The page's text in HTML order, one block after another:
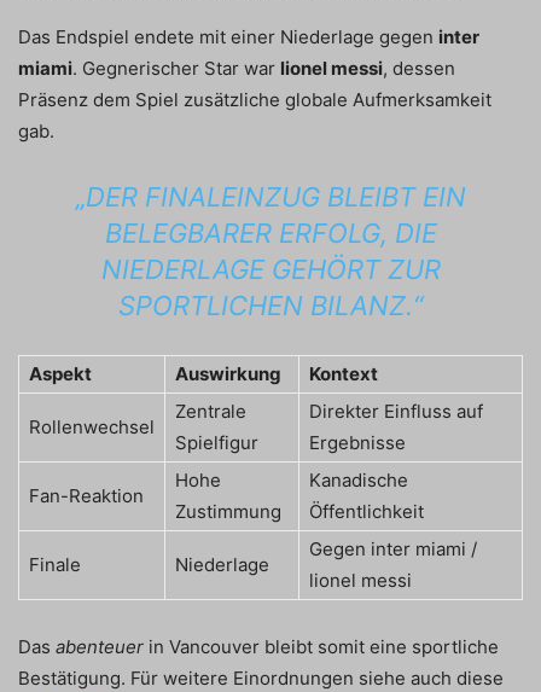
Das Endspiel endete mit einer Niederlage gegen inter
miami. Gegnerischer Star war lionel messi, dessen
Präsenz dem Spiel zusätzliche globale Aufmerksamkeit
gab.
„DER FINALEINZUG BLEIBT EIN
BELEGBARER ERFOLG, DIE
NIEDERLAGE GEHÖRT ZUR
SPORTLICHEN BILANZ.“
Aspekt Auswirkung Kontext
Rollenwechsel
Zentrale
Spielfigur
Direkter Einfluss auf
Ergebnisse
Fan-Reaktion
Hohe
Zustimmung
Kanadische
Öffentlichkeit
Finale Niederlage
Gegen inter miami /
lionel messi
Das abenteuer in Vancouver bleibt somit eine sportliche
Bestätigung. Für weitere Einordnungen siehe auch diese